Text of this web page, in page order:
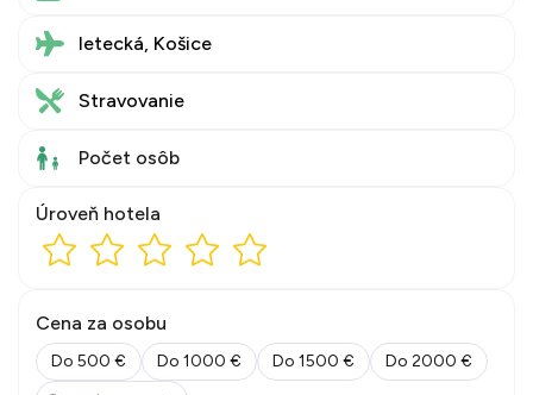
letecká, Košice
Stravovanie
Počet osôb
Úroveň hotela
Cena za osobu
Do 500 € Do 1000 € Do 1500 € Do 2000 €